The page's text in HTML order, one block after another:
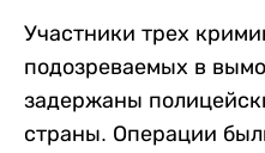
Участники трех
подозреваемых в
задержаны
страны. Операции